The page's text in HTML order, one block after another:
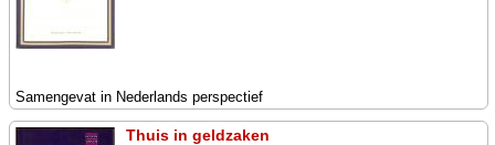
Samengevat in Nederlands perspectief
Thuis in geldzaken